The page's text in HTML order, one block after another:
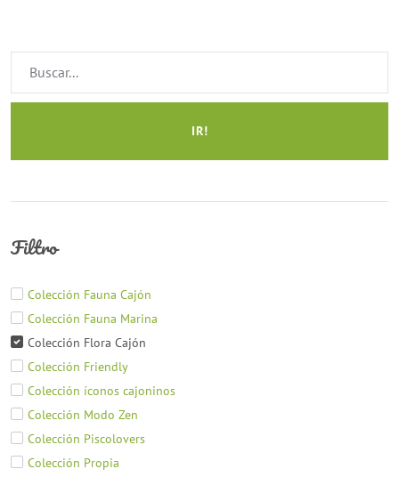
IR!
Filtro
Colección Fauna Cajón
Colección Fauna Marina
Colección Flora Cajón
Colección Friendly
Colección íconos cajoninos
Colección Modo Zen
Colección Piscolovers
Colección Propia